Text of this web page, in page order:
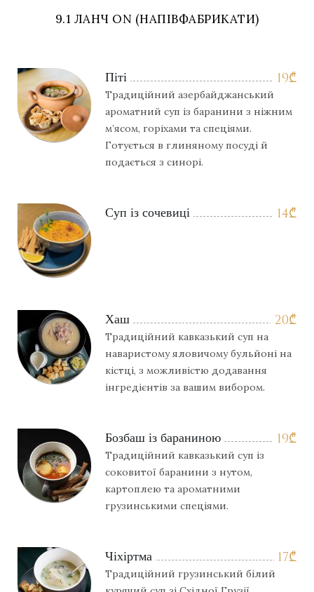
9.1 ЛАНЧ ON (НАПІВФАБРИКАТИ)
19₾
Піті
Традиційний азербайджанський
ароматний суп із баранини з ніжним
м’ясом, горіхами та спеціями.
Готується в глиняному посуді й
подається з синорі.
14₾
Суп із сочевиці
20₾
Хаш
Традиційний кавказький суп на
наваристому яловичому бульйоні на
кістці, з можливістю додавання
інгредієнтів за вашим вибором.
19₾
Бозбаш із бараниною
Традиційний кавказький суп із
соковитої баранини з нутом,
картоплею та ароматними
грузинськими спеціями.
17₾
Чіхіртма
Традиційний грузинський білий